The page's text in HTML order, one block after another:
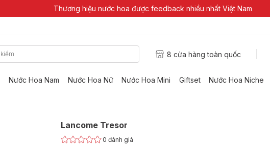
Thương hiệu nước hoa được feedback nhiều nhất Việt Nam
8 cửa hàng toàn quốc
Nước Hoa Nam Nước Hoa Nữ Nước Hoa Mini Giftset Nước Hoa Niche
Lancome Tresor
0 đánh giá